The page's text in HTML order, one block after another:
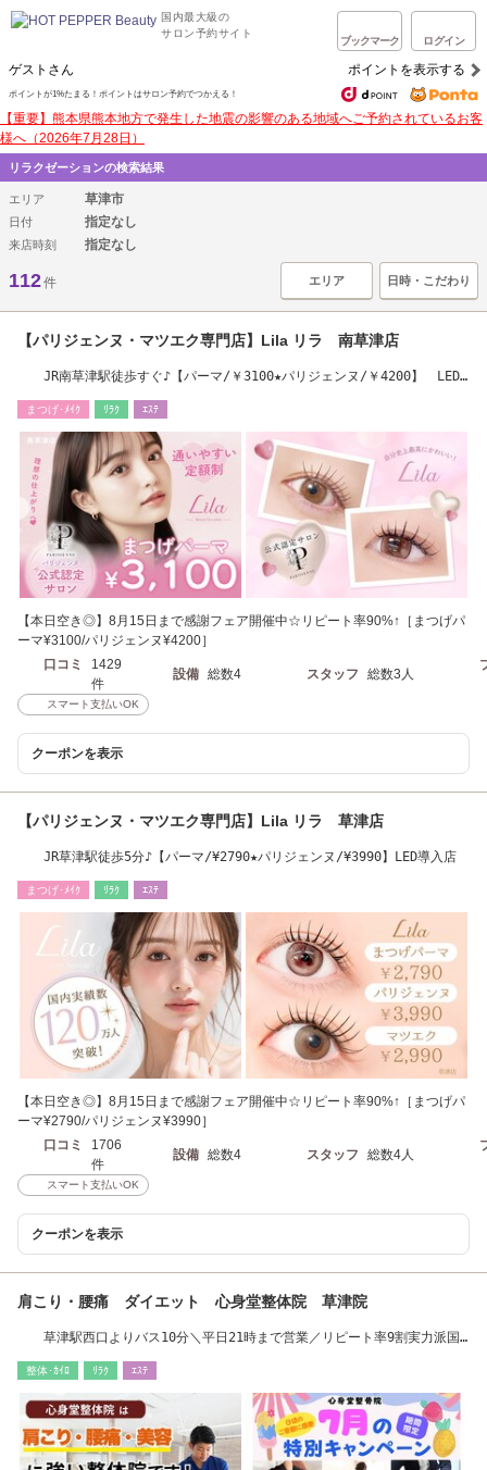
国内最大級の
サロン予約サイト
ブックマーク ログイン
ゲストさん ポイントを表示する
ポイントが1%たまる！ポイントはサロン予約でつかえる！
【重要】熊本県熊本地方で発生した地震の影響のある地域へご予約されているお客
様へ（2026年7月28日）
リラクゼーションの検索結果
エリア 草津市
日付 指定なし
来店時刻 指定なし
112件 エリア 日時・こだわり
【パリジェンヌ・マツエク専門店】Lila リラ 南草津店
JR南草津駅徒歩すぐ♪【パーマ/￥3100★パリジェンヌ/￥4200】 LED
まつげ･ﾒｲｸ ﾘﾗｸ ｴｽﾃ
【本日空き◎】8月15日まで感謝フェア開催中☆リピート率90%↑［まつげパ
ーマ¥3100/パリジェンヌ¥4200］
口コミ
1429
件
設備 総数4 スタッフ 総数3人
スマート支払いOK
クーポンを表示
【パリジェンヌ・マツエク専門店】Lila リラ 草津店
JR草津駅徒歩5分♪【パーマ/¥2790★パリジェンヌ/¥3990】LED導入店
まつげ･ﾒｲｸ ﾘﾗｸ ｴｽﾃ
【本日空き◎】8月15日まで感謝フェア開催中☆リピート率90%↑［まつげパ
ーマ¥2790/パリジェンヌ¥3990］
口コミ
1706
件
設備 総数4 スタッフ 総数4人
スマート支払いOK
クーポンを表示
肩こり・腰痛 ダイエット 心身堂整体院 草津院
草津駅西口よりバス10分＼平日21時まで営業／リピート率9割実力派国
整体･ｶｲﾛ ﾘﾗｸ ｴｽﾃ